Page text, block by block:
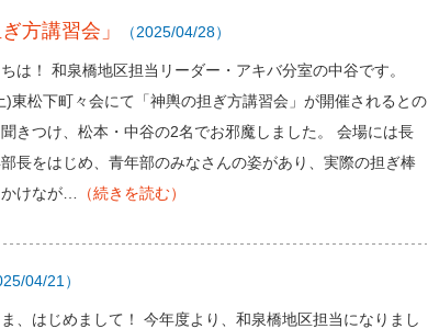
方講習会」 （2025/04/28）
は！ 和泉橋地区担当リーダー・アキバ分室の中谷です。
)東松下町々会にて「神輿の担ぎ方講習会」が開催されるとの
きつけ、松本・中谷の2名でお邪魔しました。 会場には長
長をはじめ、青年部のみなさんの姿があり、実際の担ぎ棒
けなが…
（続きを読む）
04/21）
、はじめまして！ 今年度より、和泉橋地区担当になりまし